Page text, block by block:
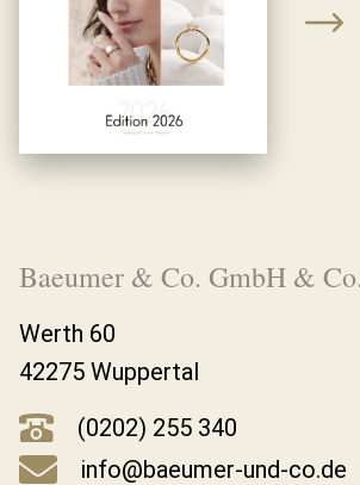
Baeumer & Co. GmbH &
Werth 60
42275 Wuppertal
(0202) 255 340
info@baeumer-und-co.de